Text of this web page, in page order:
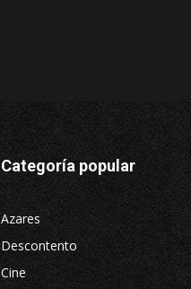
Categoría popular
Azares
Descontento
Cine